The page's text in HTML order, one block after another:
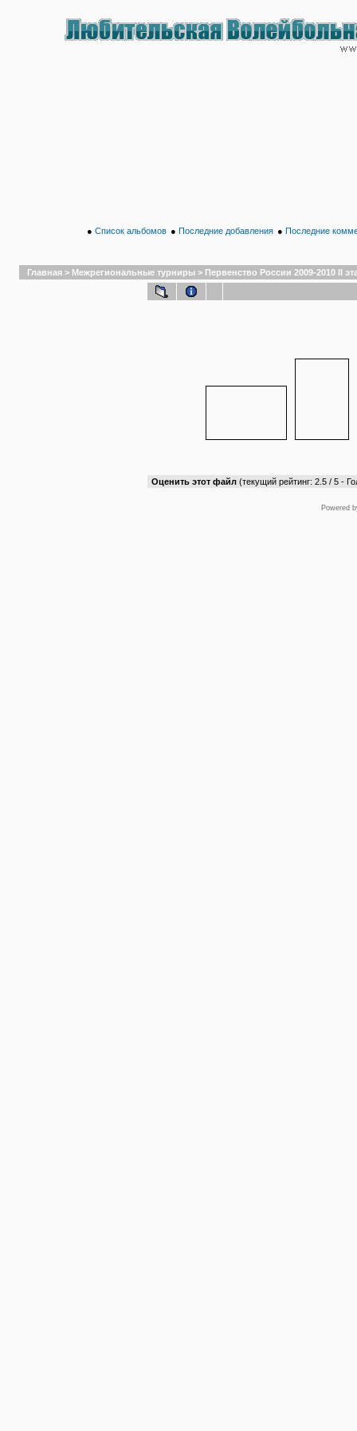
● Список альбомов ● Последние добавления ● Последние
Главная > Межрегиональные турниры > Первенство России 2009-2010 II
Оценить этот файл (текущий рейтинг: 2.5 / 5 -
Powered